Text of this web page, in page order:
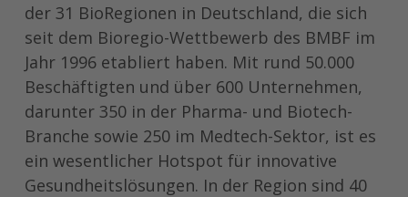
der 31 BioRegionen in Deutschland, die sich
seit dem Bioregio-Wettbewerb des BMBF im
Jahr 1996 etabliert haben. Mit rund 50.000
Beschäftigten und über 600 Unternehmen,
darunter 350 in der Pharma- und Biotech-
Branche sowie 250 im Medtech-Sektor, ist es
ein wesentlicher Hotspot für innovative
Gesundheitslösungen. In der Region sind 40